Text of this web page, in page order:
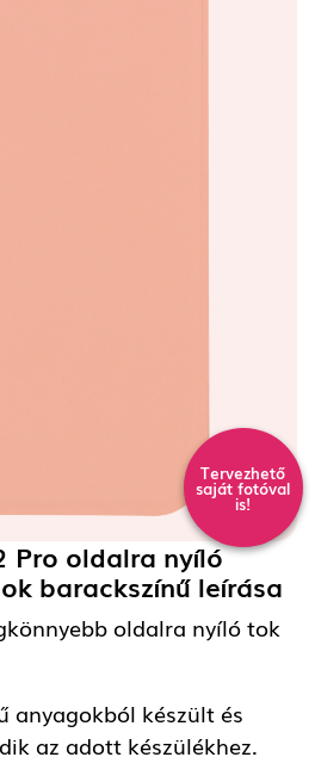
Tervezhető
saját fotóval
is!
Pro oldalra nyíló
barackszínű leírása
oldalra nyíló tok
anyagokból készült és
az adott készülékhez.